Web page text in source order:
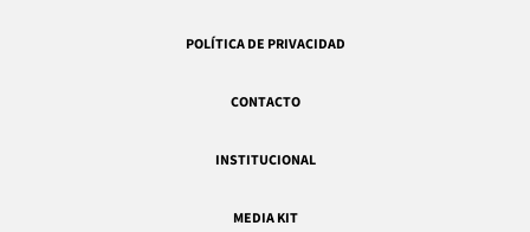
POLÍTICA DE PRIVACIDAD
CONTACTO
INSTITUCIONAL
MEDIA KIT